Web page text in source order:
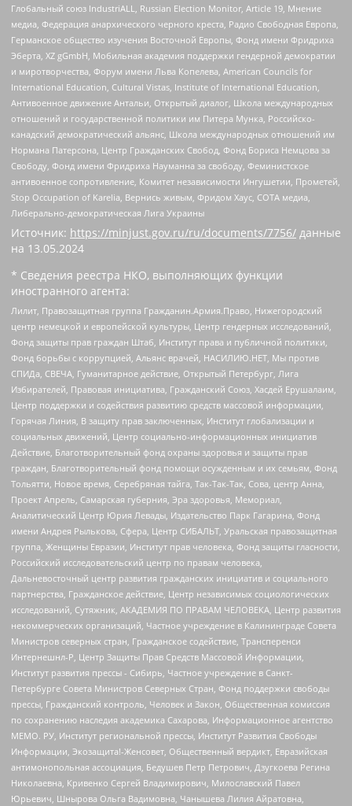
Глобальный союз IndustriALL, Russian Election Monitor, Article 19, Мнение
медиа, Федерация анархического черного креста, Радио Свободная Европа,
Германское общество изучения Восточной Европы, Фонд имени Фридриха
Эберта, XZ gGmbH, Мобильная академия поддержки гендерной демократии
и миротворчества, Форум имени Льва Копелева, American Councils for
International Education, Cultural Vistas, Institute of International Education,
Антивоенное движение Антальи, Открытый диалог, Школа международных
отношений и государственной политики им Питера Мунка, Российско-
канадский демократический альянс, Школа международных отношений им
Нормана Патерсона, Центр Гражданских Свобод, Фонд Бориса Немцова за
Свободу, Фонд имени Фридриха Науманна за свободу, Феминистское
антивоенное сопротивление, Комитет независимости Ингушетии, Прометей,
Stop Occupation of Karelia, Вернись живым, Фридом Хаус, СОТА медиа,
Либерально-демократическая Лига Украины
Источник: https://minjust.gov.ru/ru/documents/7756/ данные
на 13.05.2024
* Сведения реестра НКО, выполняющих функции
иностранного агента:
Лилит, Правозащитная группа Гражданин.Армия.Право, Нижегородский
центр немецкой и европейской культуры, Центр гендерных исследований,
Фонд защиты прав граждан Штаб, Институт права и публичной политики,
Фонд борьбы с коррупцией, Альянс врачей, НАСИЛИЮ.НЕТ, Мы против
СПИДа, СВЕЧА, Гуманитарное действие, Открытый Петербург, Лига
Избирателей, Правовая инициатива, Гражданский Союз, Хасдей Ерушалаим,
Центр поддержки и содействия развитию средств массовой информации,
Горячая Линия, В защиту прав заключенных, Институт глобализации и
социальных движений, Центр социально-информационных инициатив
Действие, Благотворительный фонд охраны здоровья и защиты прав
граждан, Благотворительный фонд помощи осужденным и их семьям, Фонд
Тольятти, Новое время, Серебряная тайга, Так-Так-Так, Сова, центр Анна,
Проект Апрель, Самарская губерния, Эра здоровья, Мемориал,
Аналитический Центр Юрия Левады, Издательство Парк Гагарина, Фонд
имени Андрея Рылькова, Сфера, Центр СИБАЛЬТ, Уральская правозащитная
группа, Женщины Евразии, Институт прав человека, Фонд защиты гласности,
Российский исследовательский центр по правам человека,
Дальневосточный центр развития гражданских инициатив и социального
партнерства, Гражданское действие, Центр независимых социологических
исследований, Сутяжник, АКАДЕМИЯ ПО ПРАВАМ ЧЕЛОВЕКА, Центр развития
некоммерческих организаций, Частное учреждение в Калининграде Совета
Министров северных стран, Гражданское содействие, Трансперенси
Интернешнл-Р, Центр Защиты Прав Средств Массовой Информации,
Институт развития прессы - Сибирь, Частное учреждение в Санкт-
Петербурге Совета Министров Северных Стран, Фонд поддержки свободы
прессы, Гражданский контроль, Человек и Закон, Общественная комиссия
по сохранению наследия академика Сахарова, Информационное агентство
МЕМО. РУ, Институт региональной прессы, Институт Развития Свободы
Информации, Экозащита!-Женсовет, Общественный вердикт, Евразийская
антимонопольная ассоциация, Бедушев Петр Петрович, Дзугкоева Регина
Николаевна, Кривенко Сергей Владимирович, Милославский Павел
Юрьевич, Шнырова Ольга Вадимовна, Чанышева Лилия Айратовна,